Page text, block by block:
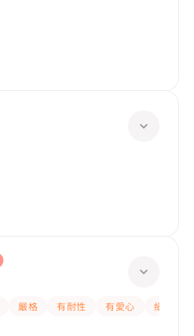
嚴格 有耐性 有愛心 細心